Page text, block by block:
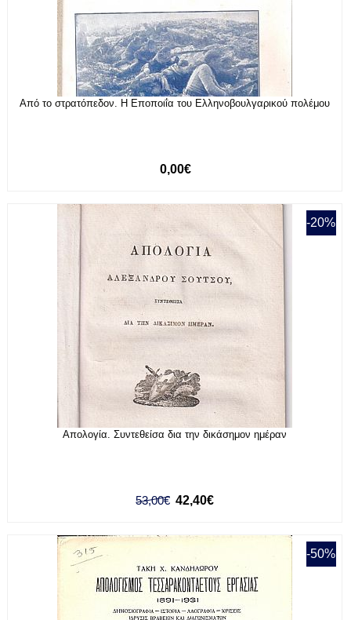
Από το στρατόπεδον. Η Εποποιΐα του Ελληνοβουλγαρικού πολέμου
0,00€
-20%
Απολογία. Συντεθείσα δια την δικάσημον ημέραν
53,00€ 42,40€
-50%